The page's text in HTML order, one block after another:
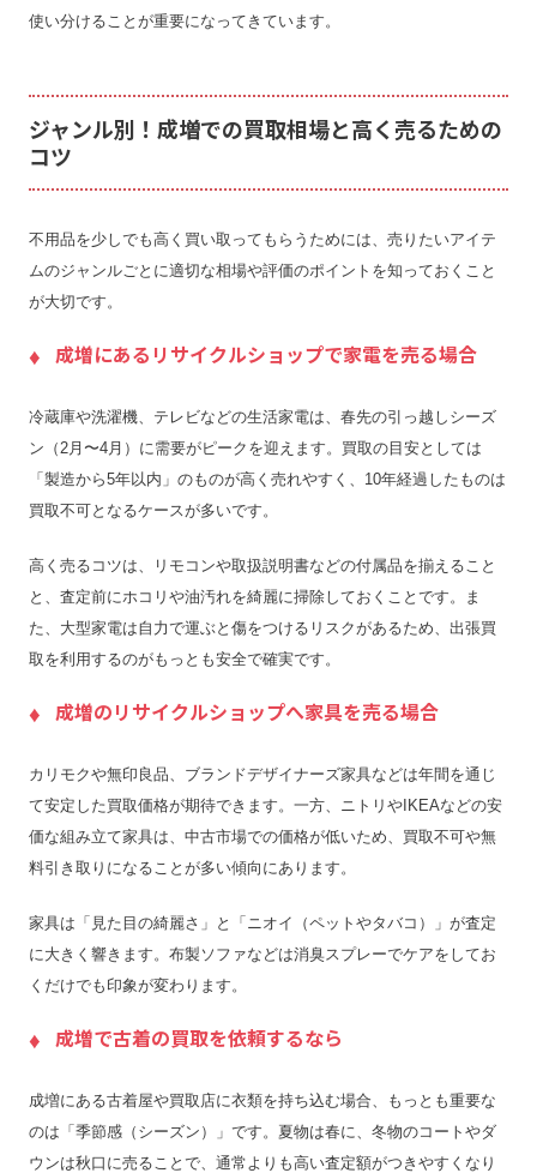
使い分けることが重要になってきています。
ジャンル別！成増での買取相場と高く売るための
コツ
不用品を少しでも高く買い取ってもらうためには、売りたいアイテ
ムのジャンルごとに適切な相場や評価のポイントを知っておくこと
が大切です。
成増にあるリサイクルショップで家電を売る場合
冷蔵庫や洗濯機、テレビなどの生活家電は、春先の引っ越しシーズ
ン（2月〜4月）に需要がピークを迎えます。買取の目安としては
「製造から5年以内」のものが高く売れやすく、10年経過したものは
買取不可となるケースが多いです。
高く売るコツは、リモコンや取扱説明書などの付属品を揃えること
と、査定前にホコリや油汚れを綺麗に掃除しておくことです。ま
た、大型家電は自力で運ぶと傷をつけるリスクがあるため、出張買
取を利用するのがもっとも安全で確実です。
成増のリサイクルショップへ家具を売る場合
カリモクや無印良品、ブランドデザイナーズ家具などは年間を通じ
て安定した買取価格が期待できます。一方、ニトリやIKEAなどの安
価な組み立て家具は、中古市場での価格が低いため、買取不可や無
料引き取りになることが多い傾向にあります。
家具は「見た目の綺麗さ」と「ニオイ（ペットやタバコ）」が査定
に大きく響きます。布製ソファなどは消臭スプレーでケアをしてお
くだけでも印象が変わります。
成増で古着の買取を依頼するなら
成増にある古着屋や買取店に衣類を持ち込む場合、もっとも重要な
のは「季節感（シーズン）」です。夏物は春に、冬物のコートやダ
ウンは秋口に売ることで、通常よりも高い査定額がつきやすくなり